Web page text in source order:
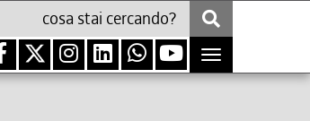
Toggle
navigation